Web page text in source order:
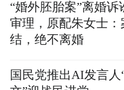
“婚外胚胎案”离婚诉
审理，原配朱女士：
结，绝不离婚
国民党推出AI发言人